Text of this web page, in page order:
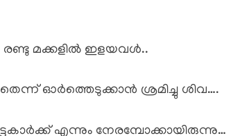
രണ്ടു മക്കളിൽ ഇളയവൾ..
ഓർത്തെടുക്കാൻ ശ്രമിച്ചു ശിവ….
എന്നും നേരമ്പോക്കായിരുന്നു…